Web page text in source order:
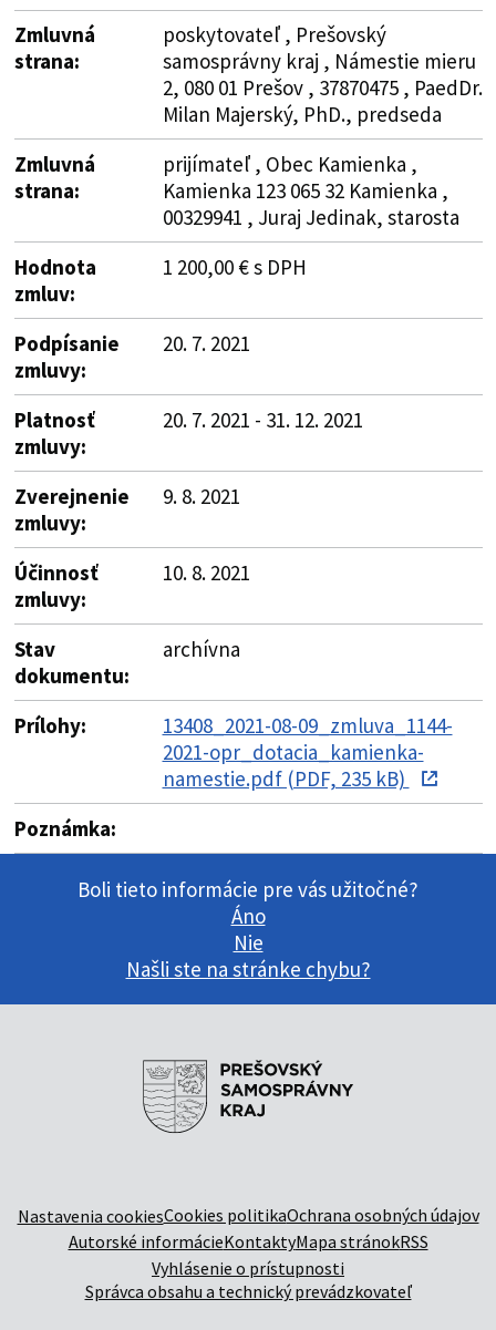
Zmluvná
strana:
poskytovateľ , Prešovský
samosprávny kraj , Námestie mieru
2, 080 01 Prešov , 37870475 , PaedDr.
Milan Majerský, PhD., predseda
Zmluvná
strana:
prijímateľ , Obec Kamienka ,
Kamienka 123 065 32 Kamienka ,
00329941 , Juraj Jedinak, starosta
Hodnota
zmluv:
1 200,00 € s DPH
Podpísanie
zmluvy:
20. 7. 2021
Platnosť
zmluvy:
20. 7. 2021 - 31. 12. 2021
Zverejnenie
zmluvy:
9. 8. 2021
Účinnosť
zmluvy:
10. 8. 2021
Stav
dokumentu:
archívna
Prílohy:
13408_2021-08-09_zmluva_1144-
2021-opr_dotacia_kamienka-
namestie.pdf (PDF, 235 kB)
Poznámka:
Boli tieto informácie pre vás užitočné?
Áno
Nie
Našli ste na stránke chybu?
Nastavenia cookiesCookies politikaOchrana osobných údajov
Autorské informácieKontaktyMapa stránokRSS
Vyhlásenie o prístupnosti
Správca obsahu a technický prevádzkovateľ